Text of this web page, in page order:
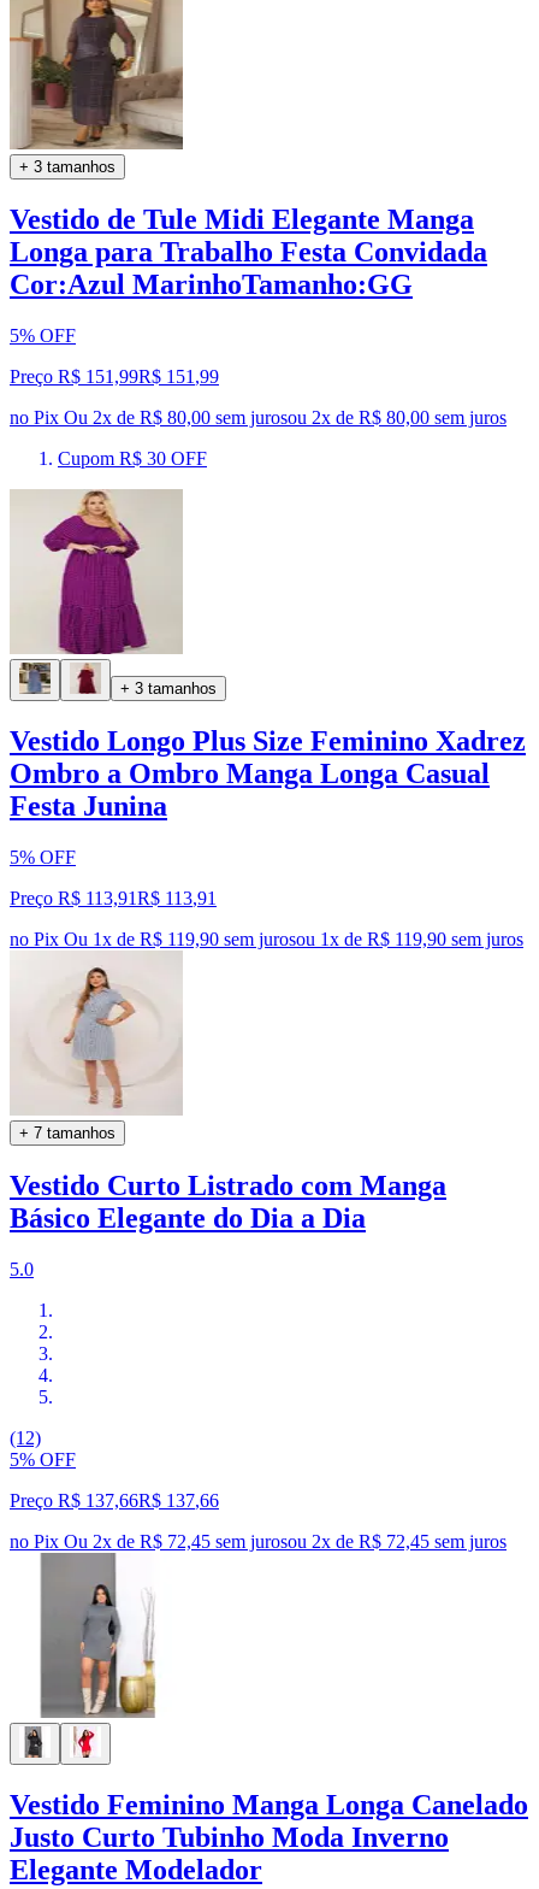
+ 3 tamanhos
Vestido de Tule Midi Elegante Manga
Longa para Trabalho Festa Convidada
Cor:Azul MarinhoTamanho:GG
5% OFF
Preço R$ 151,99R$ 151 ,99
no Pix Ou 2x de R$ 80,00 sem jurosou 2x de R$ 80,00 sem juros
Cupom R$ 30 OFF
+ 3 tamanhos
Vestido Longo Plus Size Feminino Xadrez
Ombro a Ombro Manga Longa Casual
Festa Junina
5% OFF
Preço R$ 113,91R$ 113,91
no Pix Ou 1x de R$ 119,90 sem jurosou 1x de R$ 119,90 sem juros
+ 7 tamanhos
Vestido Curto Listrado com Manga
Básico Elegante do Dia a Dia
5.0
(12)
5% OFF
Preço R$ 137,66R$ 137,66
no Pix Ou 2x de R$ 72,45 sem jurosou 2x de R$ 72,45 sem juros
Vestido Feminino Manga Longa Canelado
Justo Curto Tubinho Moda Inverno
Elegante Modelador